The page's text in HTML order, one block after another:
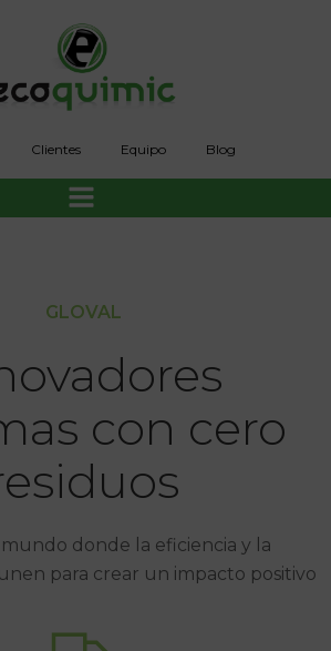
al
contenido
Clientes Equipo Blog
GLOVAL
con cero
donde la eficiencia y la
para crear un impacto positivo